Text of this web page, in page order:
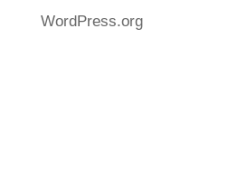
WordPress.org